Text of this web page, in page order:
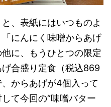
、表紙にはいつものよ
にんにく味噌からあげ
に、もうひとつの限定
合盛り定食（税込869
からあげが4個入って
て今回の“味噌バター